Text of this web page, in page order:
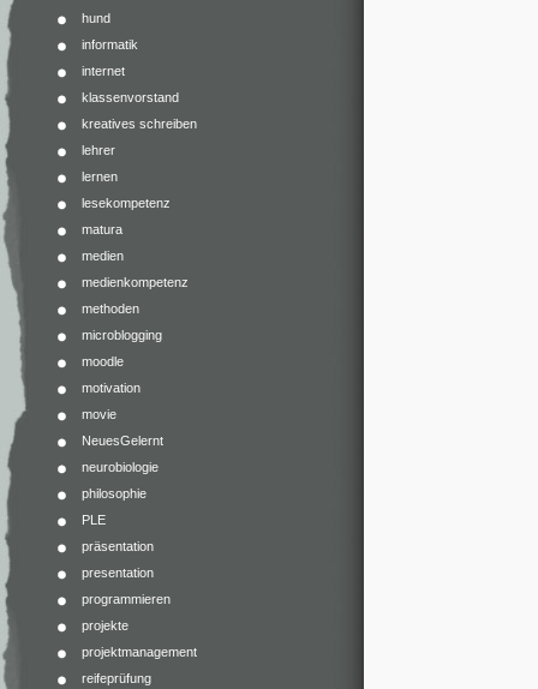
hund
informatik
internet
klassenvorstand
kreatives schreiben
lehrer
lernen
lesekompetenz
matura
medien
medienkompetenz
methoden
microblogging
moodle
motivation
movie
NeuesGelernt
neurobiologie
philosophie
PLE
präsentation
presentation
programmieren
projekte
projektmanagement
reifeprüfung